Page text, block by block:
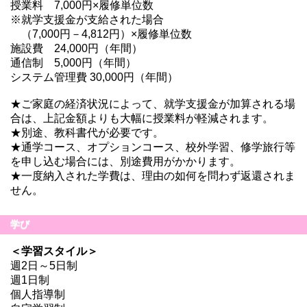
授業料 7,000円×履修単位数
※就学支援金が支給された場合
（7,000円－4,812円）×履修単位数
施設費 24,000円（年間）
通信制 5,000円（年間）
システム管理費 30,000円（年間）
★ご家庭の経済状況によって、就学支援金が加算される場
合は、上記金額よりも大幅に授業料が軽減されます。
★別途、教科書代が必要です。
★通学コース、オプションコース、校外学習、修学旅行等
を申し込む場合には、別途費用がかかります。
★一度納入された学費は、理由の如何を問わず返還されま
せん。
学び
＜学習スタイル＞
週2日～5日制
週1日制
個人指導制